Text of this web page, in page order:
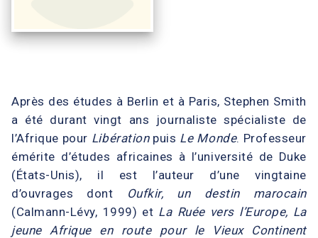
Après des études à Berlin et à Paris, Stephen Smith
a été durant vingt ans journaliste spécialiste de
l’Afrique pour Libérationpuis Le Monde. Professeur
émérite d’études africaines à l’université de Duke
(États-Unis), il est l’auteur d’une vingtaine
d’ouvrages dont
Oufkir, un destin marocain
(Calmann-Lévy, 1999) et La Ruée vers l’Europe, La
jeune Afrique en route pour le Vieux Continent